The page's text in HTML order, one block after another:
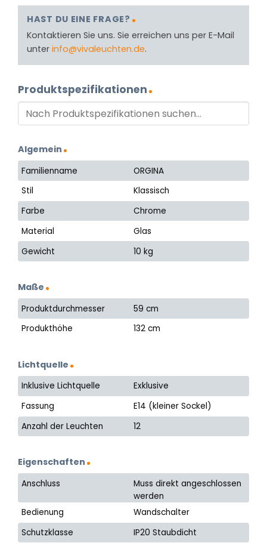
HAST DU EINE FRAGE?
Kontaktieren Sie uns. Sie erreichen uns per E-Mail
unter info@vivaleuchten.de.
Produktspezifikationen
Algemein
Familienname
ORGINA
Stil
Klassisch
Farbe
Chrome
Material
Glas
Gewicht
10 kg
Maße
Produktdurchmesser
59 cm
Produkthöhe
132 cm
Lichtquelle
Inklusive Lichtquelle
Exklusive
Fassung
E14 (kleiner Sockel)
Anzahl der Leuchten
12
Eigenschaften
Anschluss
Muss direkt angeschlossen
werden
Bedienung
Wandschalter
Schutzklasse
IP20 Staubdicht